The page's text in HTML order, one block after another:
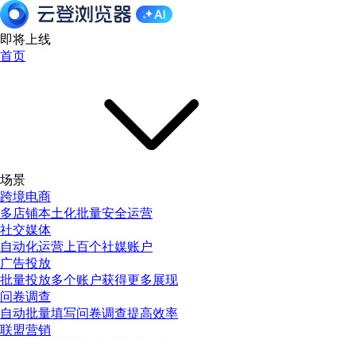
即将上线
首页
场景
跨境电商
多店铺本土化批量安全运营
社交媒体
自动化运营上百个社媒账户
广告投放
批量投放多个账户获得更多展现
问卷调查
自动批量填写问卷调查提高效率
联盟营销